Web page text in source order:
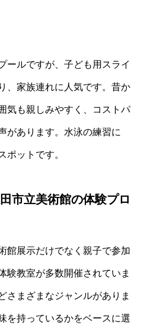
ールですが、子ども用スライ
、家族連れに人気です。昔か
気も親しみやすく、コストパ
があります。水泳の練習に
ポットです。
市立美術館の体験プロ
館展示だけでなく親子で参加
験教室が多数開催されていま
さまざまなジャンルがありま
を持っているかをベースに選